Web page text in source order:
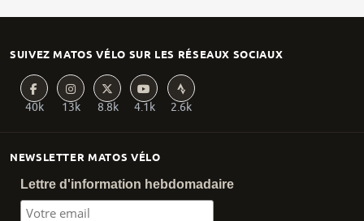
NEWSLETTER MATOS VÉLO
Lettre d'information hebdomadaire
SUIVEZ MATOS VÉLO SUR LES RÉSEAUX SOCIAUX
40k 13k 8.8k 4.1k 2.6k